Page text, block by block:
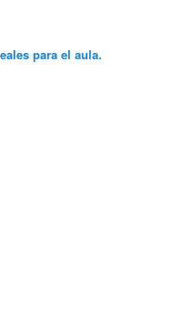
para el aula.